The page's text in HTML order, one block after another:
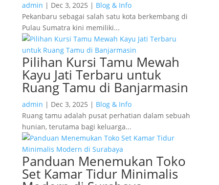
admin | Dec 3, 2025 | Blog & Info
Pekanbaru sebagai salah satu kota berkembang di
Pulau Sumatra kini memiliki...
Pilihan Kursi Tamu Mewah
Kayu Jati Terbaru untuk
Ruang Tamu di Banjarmasin
admin | Dec 3, 2025 | Blog & Info
Ruang tamu adalah pusat perhatian dalam sebuah
hunian, terutama bagi keluarga...
Panduan Menemukan Toko
Set Kamar Tidur Minimalis